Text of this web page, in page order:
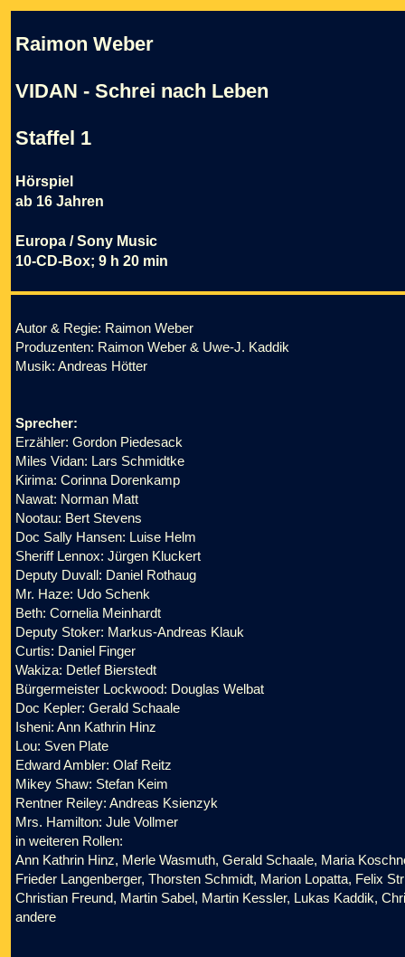
Raimon Weber
VIDAN - Schrei nach Leben
Staffel 1
Hörspiel
ab 16 Jahren
Europa / Sony Music
10-CD-Box; 9 h 20 min
Autor & Regie: Raimon Weber
Produzenten: Raimon Weber & Uwe-J. Kaddik
Musik: Andreas Hötter
Sprecher:
Erzähler: Gordon Piedesack
Miles Vidan: Lars Schmidtke
Kirima: Corinna Dorenkamp
Nawat: Norman Matt
Nootau: Bert Stevens
Doc Sally Hansen: Luise Helm
Sheriff Lennox: Jürgen Kluckert
Deputy Duvall: Daniel Rothaug
Mr. Haze: Udo Schenk
Beth: Cornelia Meinhardt
Deputy Stoker: Markus-Andreas Klauk
Curtis: Daniel Finger
Wakiza: Detlef Bierstedt
Bürgermeister Lockwood: Douglas Welbat
Doc Kepler: Gerald Schaale
Isheni: Ann Kathrin Hinz
Lou: Sven Plate
Edward Ambler: Olaf Reitz
Mikey Shaw: Stefan Keim
Rentner Reiley: Andreas Ksienzyk
Mrs. Hamilton: Jule Vollmer
in weiteren Rollen:
Ann Kathrin Hinz, Merle Wasmuth, Gerald Schaale, Maria
Frieder Langenberger, Thorsten Schmidt, Marion Lopatta, Felix
Christian Freund, Martin Sabel, Martin Kessler, Lukas Kaddik,
andere